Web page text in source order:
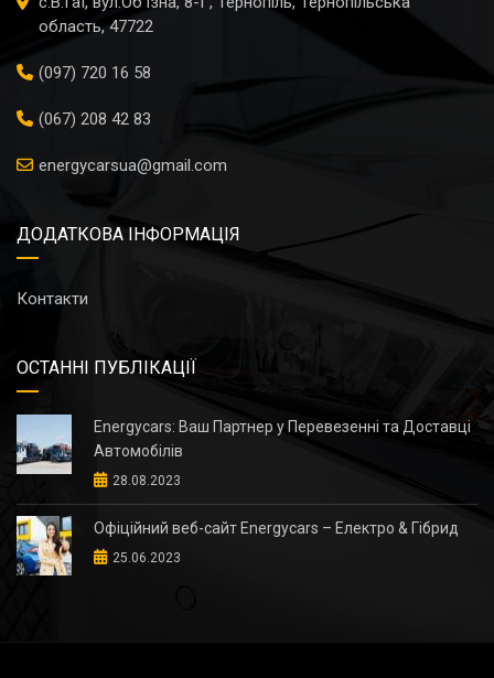
область, 47722
(097) 720 16 58
(067) 208 42 83
energycarsua@gmail.com
ДОДАТКОВА ІНФОРМАЦІЯ
Контакти
ОСТАННІ ПУБЛІКАЦІЇ
Energycars: Ваш Партнер у Перевезенні та Доставці
Автомобілів
28.08.2023
Офіційний веб-сайт Energycars – Електро & Гібрид
25.06.2023